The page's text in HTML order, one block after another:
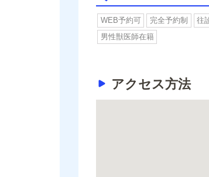
WEB予約可 完全予約制 往
男性獣医師在籍
アクセス方法